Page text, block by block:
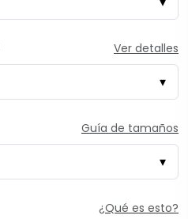
Ver detalles
Guía de tamaños
¿Qué es esto?